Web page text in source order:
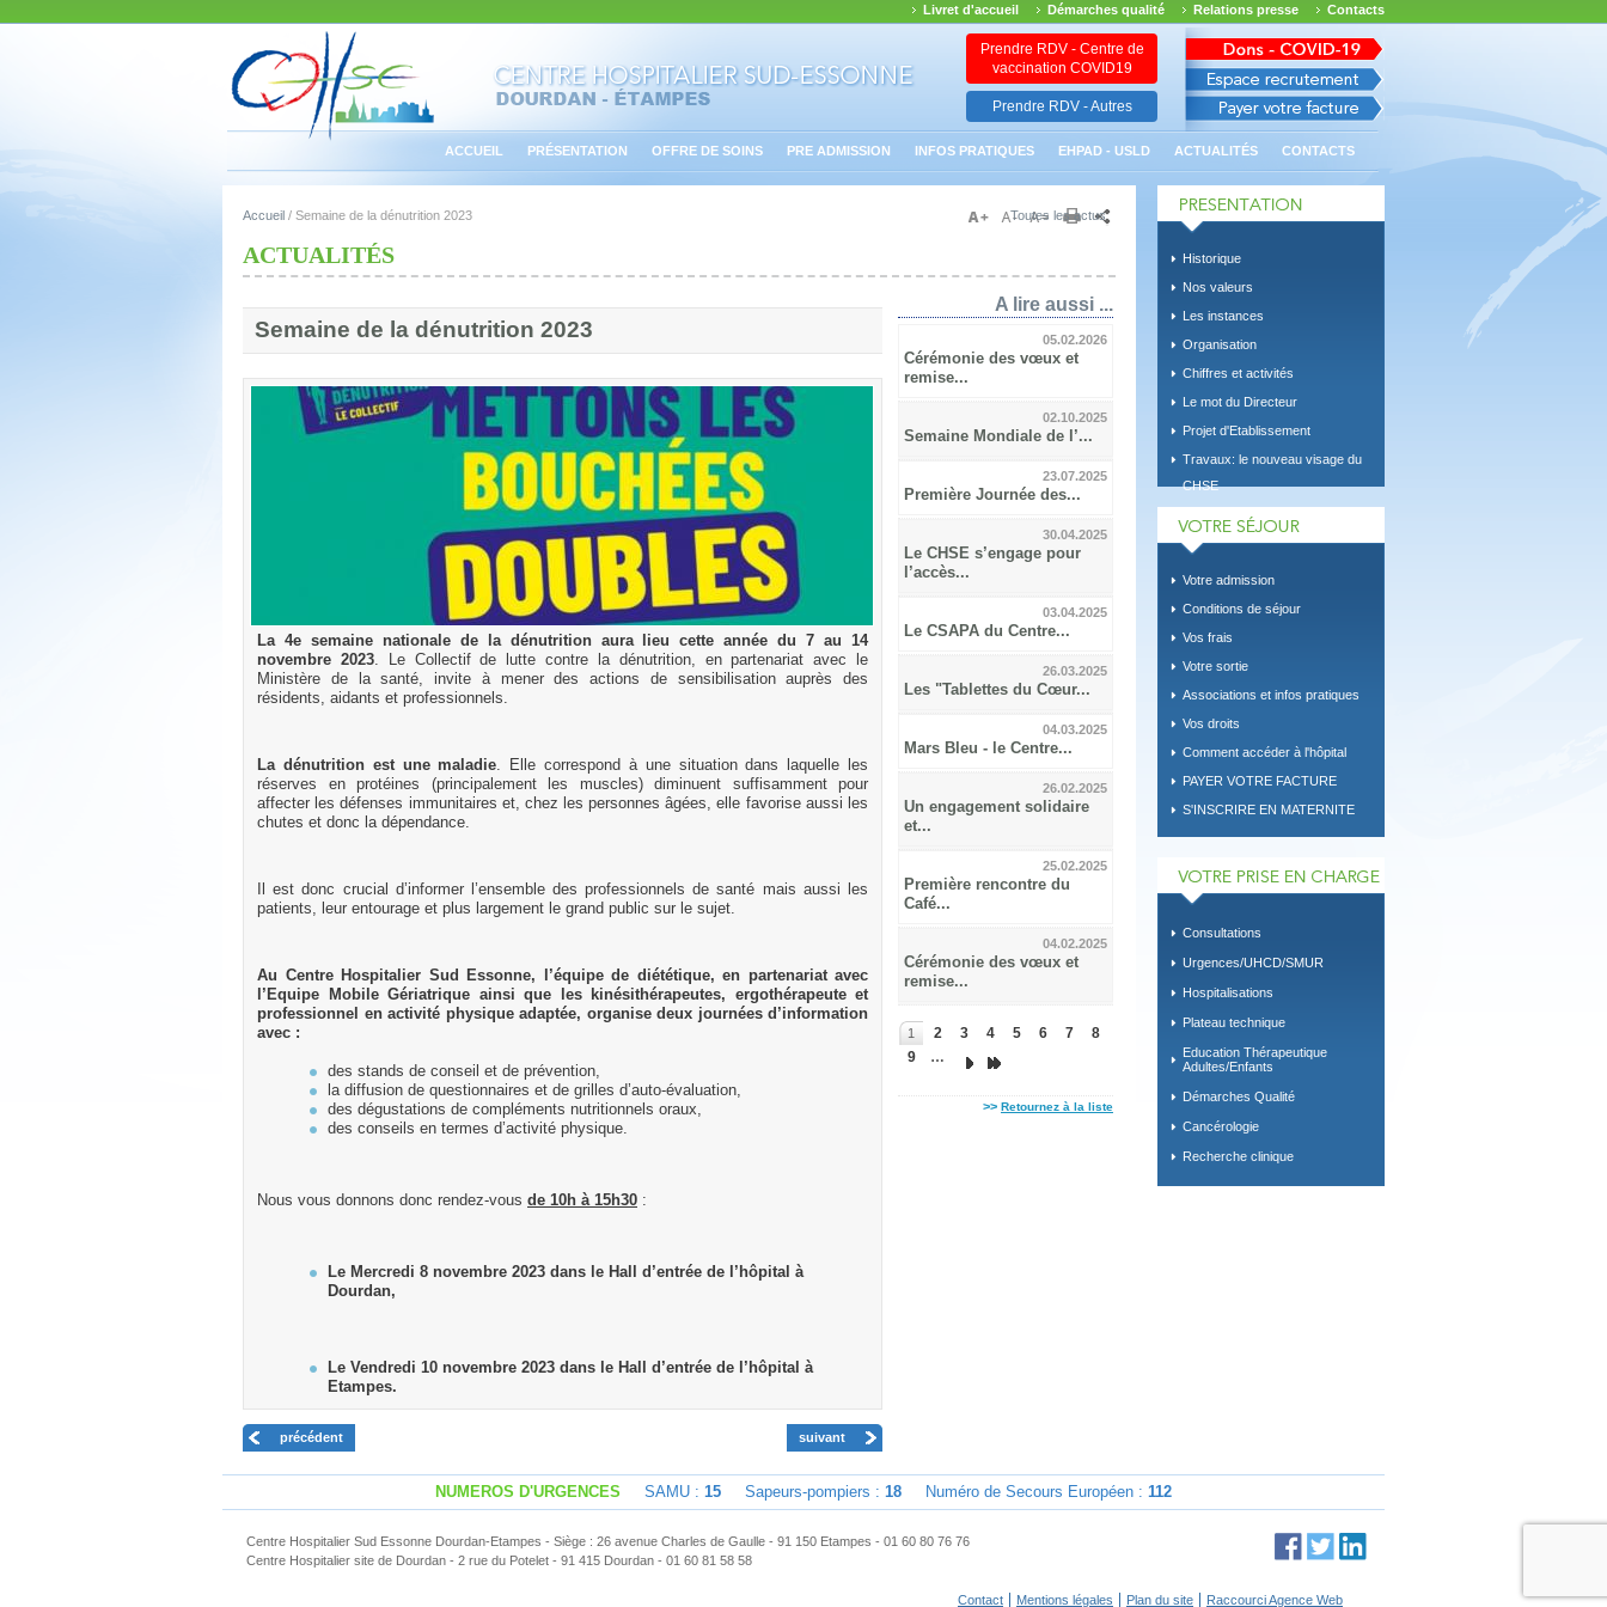
Livret d'accueil Démarches qualité Relations presse Contacts
Prendre RDV - Centre de
vaccination COVID19
Prendre RDV - Autres
ACCUEIL PRÉSENTATION OFFRE DE SOINS PRE ADMISSION INFOS PRATIQUES EHPAD - USLD ACTUALITÉS CONTACTS
Accueil / Semaine de la dénutrition 2023
ACTUALITÉS
Toutes les actus
Semaine de la dénutrition 2023
La 4e semaine nationale de la dénutrition aura lieu cette année du 7 au 14
novembre 2023. Le Collectif de lutte contre la dénutrition, en partenariat avec le
Ministère de la santé, invite à mener des actions de sensibilisation auprès des
résidents, aidants et professionnels.
La dénutrition est une maladie. Elle correspond à une situation dans laquelle les
réserves en protéines (principalement les muscles) diminuent suffisamment pour
affecter les défenses immunitaires et, chez les personnes âgées, elle favorise aussi les
chutes et donc la dépendance.
Il est donc crucial d’informer l’ensemble des professionnels de santé mais aussi les
patients, leur entourage et plus largement le grand public sur le sujet.
Au Centre Hospitalier Sud Essonne, l’équipe de diététique, en partenariat avec
l’Equipe Mobile Gériatrique ainsi que les kinésithérapeutes, ergothérapeute et
professionnel en activité physique adaptée, organise deux journées d’information
avec :
des stands de conseil et de prévention,
la diffusion de questionnaires et de grilles d’auto-évaluation,
des dégustations de compléments nutritionnels oraux,
des conseils en termes d’activité physique.
Nous vous donnons donc rendez-vous de 10h à 15h30 :
Le Mercredi 8 novembre 2023 dans le Hall d’entrée de l’hôpital à
Dourdan,
Le Vendredi 10 novembre 2023 dans le Hall d’entrée de l’hôpital à
Etampes.
précédent suivant
A lire aussi ...
05.02.2026
Cérémonie des vœux et
remise...
02.10.2025
Semaine Mondiale de l’...
23.07.2025
Première Journée des...
30.04.2025
Le CHSE s’engage pour
l’accès...
03.04.2025
Le CSAPA du Centre...
26.03.2025
Les "Tablettes du Cœur...
04.03.2025
Mars Bleu - le Centre...
26.02.2025
Un engagement solidaire
et...
25.02.2025
Première rencontre du
Café...
04.02.2025
Cérémonie des vœux et
remise...
1 2 3 4 5 6 7
8
9
…
>> Retournez à la liste
Historique
Nos valeurs
Les instances
Organisation
Chiffres et activités
Le mot du Directeur
Projet d'Etablissement
Travaux: le nouveau visage du
CHSE
Votre admission
Conditions de séjour
Vos frais
Votre sortie
Associations et infos pratiques
Vos droits
Comment accéder à l'hôpital
PAYER VOTRE FACTURE
S'INSCRIRE EN MATERNITE
Consultations
Urgences/UHCD/SMUR
Hospitalisations
Plateau technique
Education Thérapeutique
Adultes/Enfants
Démarches Qualité
Cancérologie
Recherche clinique
NUMEROS D'URGENCES SAMU : 15 Sapeurs-pompiers : 18 Numéro de Secours Européen : 112
Centre Hospitalier Sud Essonne Dourdan-Etampes - Siège : 26 avenue Charles de Gaulle - 91 150 Etampes - 01 60 80 76 76
Centre Hospitalier site de Dourdan - 2 rue du Potelet - 91 415 Dourdan - 01 60 81 58 58
Contact Mentions légales Plan du site Raccourci Agence Web